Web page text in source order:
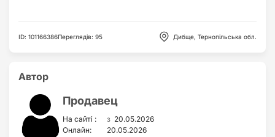
ID: 101166386Переглядів: 95 Дибще, Тернопільська обл.
Автор
Продавец
На сайті : з 20.05.2026
Онлайн:
20.05.2026